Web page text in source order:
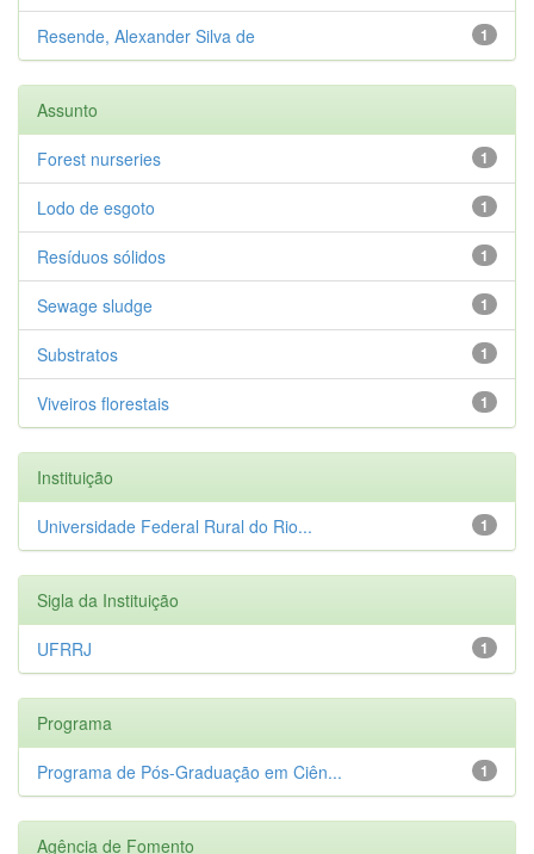
1
Resende, Alexander Silva de
Assunto
1
Forest nurseries
1
Lodo de esgoto
1
Resíduos sólidos
1
Sewage sludge
1
Substratos
1
Viveiros florestais
Instituição
1
Universidade Federal Rural do Rio...
Sigla da Instituição
1
UFRRJ
Programa
1
Programa de Pós-Graduação em Ciên...
Agência de Fomento